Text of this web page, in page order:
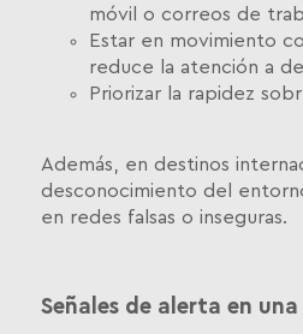
móvil o correos de
Estar en movimiento
reduce la atención a
Priorizar la rapidez
Además, en destinos
desconocimiento del
en redes falsas o inseguras.
Señales de alerta en